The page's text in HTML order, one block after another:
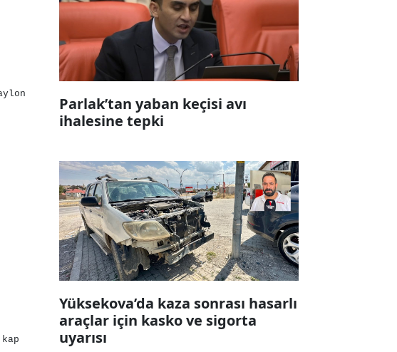
Parlak’tan yaban keçisi avı
ihalesine tepki
Yüksekova’da kaza sonrası hasarlı
araçlar için kasko ve sigorta
uyarısı